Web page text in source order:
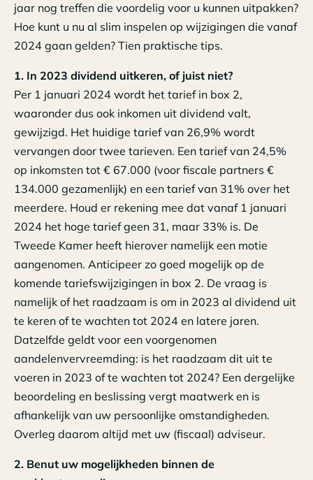
jaar nog treffen die voordelig voor u kunnen uitpakken?
Hoe kunt u nu al slim inspelen op wijzigingen die vanaf
2024 gaan gelden? Tien praktische tips.
1. In 2023 dividend uitkeren, of juist niet?
Per 1 januari 2024 wordt het tarief in box 2,
waaronder dus ook inkomen uit dividend valt,
gewijzigd. Het huidige tarief van 26,9% wordt
vervangen door twee tarieven. Een tarief van 24,5%
op inkomsten tot € 67.000 (voor fiscale partners €
134.000 gezamenlijk) en een tarief van 31% over het
meerdere. Houd er rekening mee dat vanaf 1 januari
2024 het hoge tarief geen 31, maar 33% is. De
Tweede Kamer heeft hierover namelijk een motie
aangenomen. Anticipeer zo goed mogelijk op de
komende tariefswijzigingen in box 2. De vraag is
namelijk of het raadzaam is om in 2023 al dividend uit
te keren of te wachten tot 2024 en latere jaren.
Datzelfde geldt voor een voorgenomen
aandelenvervreemding: is het raadzaam dit uit te
voeren in 2023 of te wachten tot 2024? Een dergelijke
beoordeling en beslissing vergt maatwerk en is
afhankelijk van uw persoonlijke omstandigheden.
Overleg daarom altijd met uw (fiscaal) adviseur.
2. Benut uw mogelijkheden binnen de